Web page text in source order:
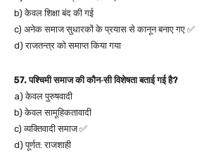
b) केवल शिक्षा बंद की गई
c) अनेक समाज सुधारकों के प्रयास से कानून बनाए गए ✅
d) राजतन्त्र को समाप्त किया गया
57. पश्चिमी समाज की कौन‑सी विशेषता बताई गई है?
a) केवल पुरुषवादी
b) केवल सामूहिकतावादी
c) व्यक्तिवादी समाज ✅
d) पूर्णत: राजशाही